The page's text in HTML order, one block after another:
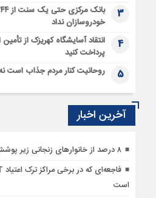
3
خودروسازان نداد
4
انتقاد آسایشگاه کهریزک از
پرداخت کنید
5 روحانیت کنار مردم جذاب است
آخرین اخبار
۸ درصد از خانوارهای زنجانی زیر پوشش بهزیستی هستند
است